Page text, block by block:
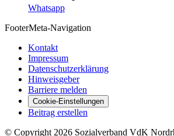
Whatsapp
FooterMeta-Navigation
Kontakt
Impressum
Datenschutzerklärung
Hinweisgeber
Barriere melden
Cookie-Einstellungen
Beitrag erstellen
© Copyright 2026 Sozialverband VdK